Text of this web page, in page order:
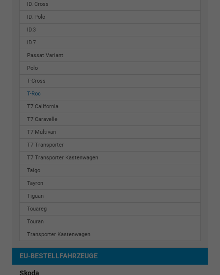
ID. Cross
ID. Polo
ID.3
ID.7
Passat Variant
Polo
T-Cross
T-Roc
T7 California
T7 Caravelle
T7 Multivan
T7 Transporter
T7 Transporter Kastenwagen
Taigo
Tayron
Tiguan
Touareg
Touran
Transporter Kastenwagen
EU-BESTELLFAHRZEUGE
Skoda